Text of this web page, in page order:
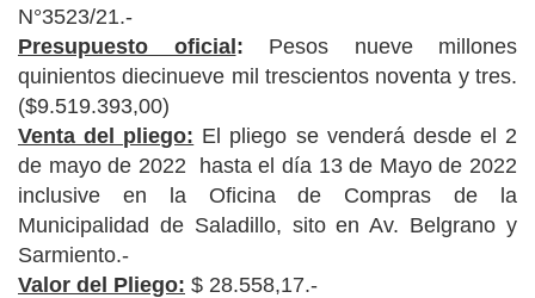
N°3523/21.-
Presupuesto oficial : Pesos nueve millones
quinientos diecinueve mil trescientos noventa y tres.
($9.519.393,00)
Venta del pliego: El pliego se venderá desde el 2
de mayo de 2022 hasta el día 13 de Mayo de 2022
inclusive en la Oficina de Compras de la
Municipalidad de Saladillo, sito en Av. Belgrano y
Sarmiento.-
Valor del Pliego: $ 28.558,17.-